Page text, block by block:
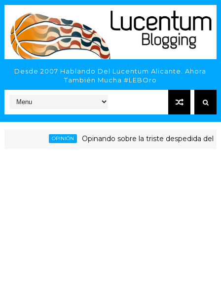
Desde 2007 Hablando Del Lucentum Alicante. Ahora
También Mucha #LEBOro
OPINIÓN Opinando sobre la triste despedida del HLA